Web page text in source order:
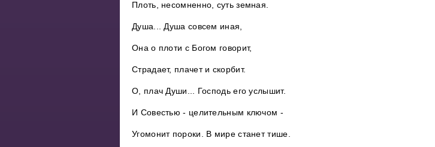
Плоть, несомненно, суть земная.
Душа... Душа совсем иная,
Она о плоти с Богом говорит,
Страдает, плачет и скорбит.
О, плач Души... Господь его услышит.
И Совестью - целительным ключом -
Угомонит пороки. В мире станет тише.